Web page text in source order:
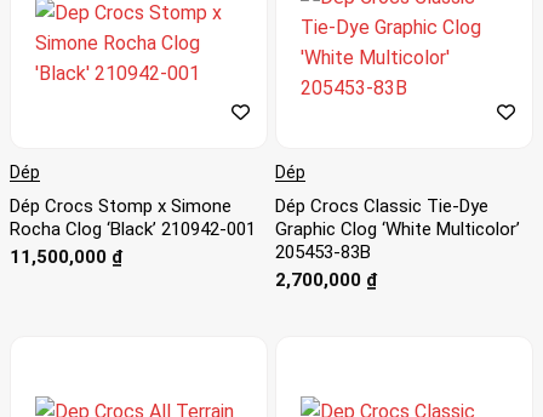
Dép
Dép Crocs Stomp x Simone
Rocha Clog ‘Black’ 210942-001
11,500,000 ₫
Dép
Dép Crocs Classic Tie-Dye
Graphic Clog ‘White Multicolor’
205453-83B
2,700,000 ₫